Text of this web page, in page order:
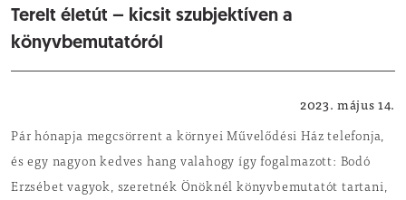
Terelt életút – kicsit szubjektíven a
könyvbemutatóról
2023. május 14.
Pár hónapja megcsörrent a környei Művelődési Ház telefonja,
és egy nagyon kedves hang valahogy így fogalmazott: Bodó
Erzsébet vagyok, szeretnék Önöknél könyvbemutatót tartani,